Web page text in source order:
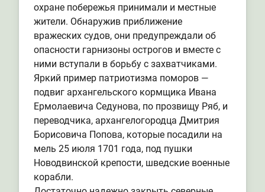
охране побережья принимали и местные
жители. Обнаружив приближение
вражеских судов, они предупреждали об
опасности гарнизоны острогов и вместе с
ними вступали в борьбу с захватчиками.
Яркий пример патриотизма поморов —
подвиг архангельского кормщика Ивана
Ермолаевича Седунова, по прозвищу Ряб, и
переводчика, архангелогородца Дмитрия
Борисовича Попова, которые посадили на
мель 25 июля 1701 года, под пушки
Новодвинской крепости, шведские военные
корабли.